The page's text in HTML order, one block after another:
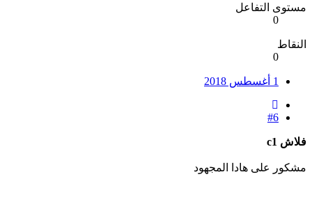
مستوى التفاعل
0
النقاط
0
1 أغسطس 2018
#6
فلاش c1
مشكور على هادا المجهود